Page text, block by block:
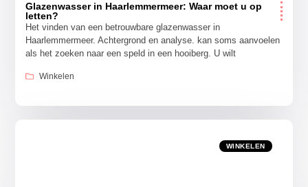
Glazenwasser in Haarlemmermeer: Waar moet u op
letten?
Het vinden van een betrouwbare glazenwasser in
Haarlemmermeer. Achtergrond en analyse. kan soms aanvoelen
als het zoeken naar een speld in een hooiberg. U wilt
Winkelen
WINKELEN